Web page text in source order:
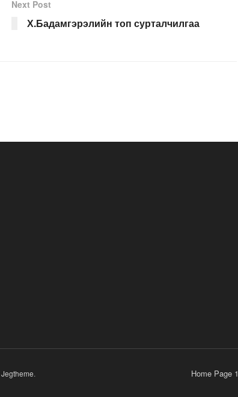
Next Post
Х.Бадамгэрэлийн топ сурталчилгаа
Home Page 1
Jegtheme.